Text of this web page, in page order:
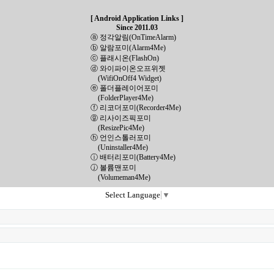
[ Android Application Links ]
Since 2011.03
ⓐ 정각알림(OnTimeAlarm)
ⓑ 알람포미(Alarm4Me)
ⓒ 플래시온(FlashOn)
ⓓ 와이파이온오프위젯
(WifiOnOff4 Widget)
ⓔ 폴더플레이어포미
(FolderPlayer4Me)
ⓕ 리코더포미(Recorder4Me)
ⓖ 리사이즈픽포미
(ResizePic4Me)
ⓗ 언인스톨러포미
(Uninstaller4Me)
ⓘ 배터리포미(Battery4Me)
ⓙ 볼륨맨포미
(Volumeman4Me)
Select Language ▼